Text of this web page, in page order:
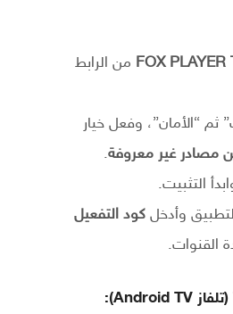
FOX PLAYER من الرابط
ثم “الأمان”، وفعل خيار
مصادر غير معروفة.
وأدخل كود التفعيل
القنوات.